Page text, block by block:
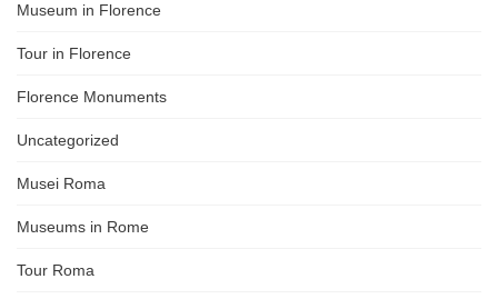
Museum in Florence
Tour in Florence
Florence Monuments
Uncategorized
Musei Roma
Museums in Rome
Tour Roma